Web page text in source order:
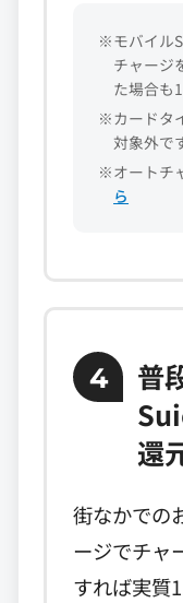
※モバイル
チャージ
た場合も
※カードタ
対象外で
※オートチ
ら
4
普
還
街なかでの
ージでチャ
すれば実質